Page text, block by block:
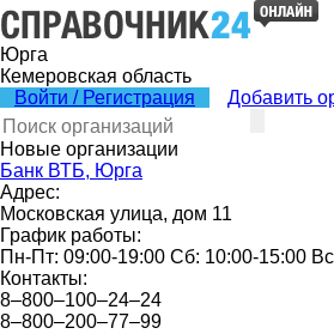
Юрга
Кемеровская область
Войти / Регистрация
Добавить
Новые организации
Банк ВТБ, Юрга
Адрес:
Московская улица, дом 11
График работы:
Пн-Пт: 09:00-19:00 Сб: 10:00-15:00
Контакты:
8‒800‒100‒24‒24
8‒800‒200‒77‒99